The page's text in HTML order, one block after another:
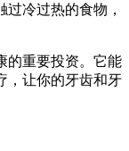
冷过热的食物，
重要投资。它能
，让你的牙齿和牙